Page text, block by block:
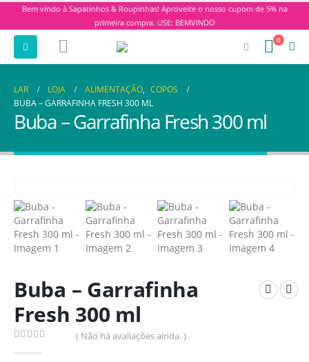
Bem vindo à Sapatinhos & Roupinhas! Aproveite o nosso cupom de 5% na
primeira compra. USE: BEMVINDO
0
LAR LOJA ALIMENTAÇÃO, COPOS
BUBA – GARRAFINHA FRESH 300 ML
Buba – Garrafinha Fresh 300 ml
Buba – Garrafinha
Fresh 300 ml
( Não há avaliações ainda. )